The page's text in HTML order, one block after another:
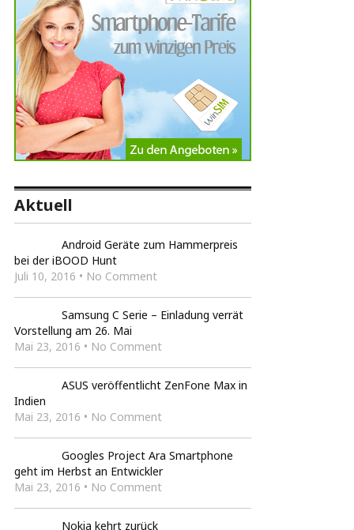
Aktuell
Android Geräte zum Hammerpreis
bei der iBOOD Hunt
Juli 10, 2016 • No Comment
Samsung C Serie – Einladung verrät
Vorstellung am 26. Mai
Mai 23, 2016 • No Comment
ASUS veröffentlicht ZenFone Max in
Indien
Mai 23, 2016 • No Comment
Googles Project Ara Smartphone
geht im Herbst an Entwickler
Mai 23, 2016 • No Comment
Nokia kehrt zurück